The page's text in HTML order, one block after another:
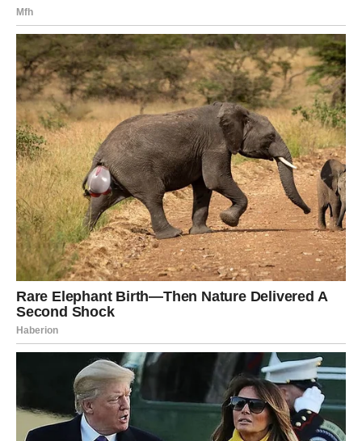
Temeljito pomiješajte ove sastojke. Zatim u smjesu postupno
dodajte brašno, prašak za pecivo i vaniliju, lagano mijesite dok
ne dobijete mekano i podatno tijesto.
Izvadite komad tijesta veličine naranče i stavite ga u vrećicu
za zamrzavanje. Nastavite s postupkom dubokog
zamrzavanja.
Za pripremu nadjeva koji uključuje jabuke, počnite ih oguliti i
naribati. U odgovarajućoj posudi pomiješajte sve potrebne
sastojke i provjerite da li su dobro izmiješani.
lista voštanog papira i upotrijebite valjak za ravnomjernu
raspodjelu.
Kako bismo dovršili postupak, smjesu možemo staviti u moj
spremnik zajedno s voštanim papirom. Sljedeći korak
zahtijeva da ugradimo prethodno pripremljeni nadjev,
osiguravajući da se ravnomjerno rasporedi po površini.